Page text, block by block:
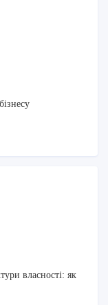
власності: як